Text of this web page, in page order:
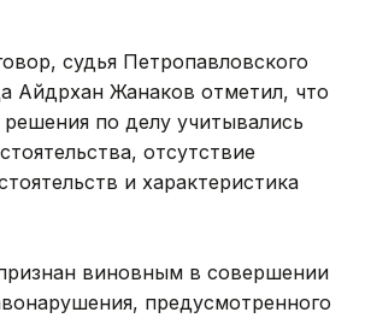
судья Петропавловского
Айдрхан Жанаков отметил, что
по делу учитывались
отсутствие
и характеристика
виновным в совершении
предусмотренного